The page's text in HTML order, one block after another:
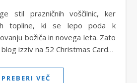
topline, ki se lepo poda k
božiča in novega leta. Zato
izziv na 52 Christmas Card…
PREBERI VEČ